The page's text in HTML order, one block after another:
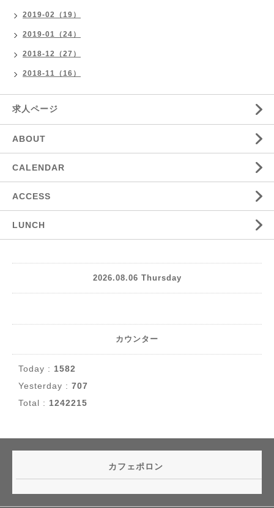
2019-02（19）
2019-01（24）
2018-12（27）
2018-11（16）
求人ページ
ABOUT
CALENDAR
ACCESS
LUNCH
2026.08.06 Thursday
カウンター
Today : 1582
Yesterday : 707
Total : 1242215
カフェポロン